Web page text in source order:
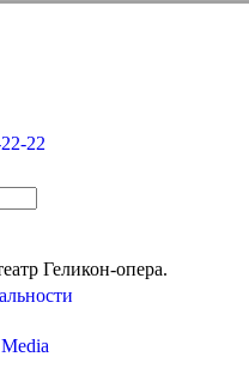
22
Геликон-опера.